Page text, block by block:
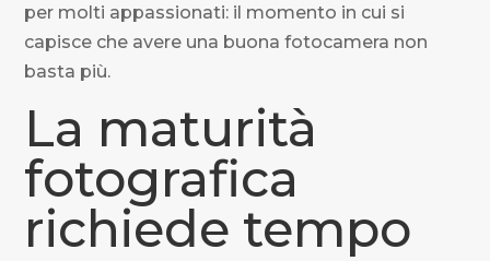
per molti appassionati: il momento in cui si
capisce che avere una buona fotocamera non
basta più.
La maturità
fotografica
richiede tempo